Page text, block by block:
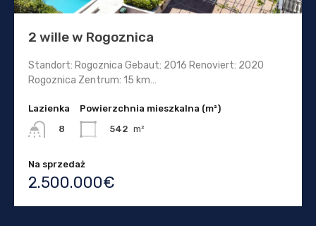
2 wille w Rogoznica
Standort: Rogoznica Gebaut: 2016 Renoviert: 2020
Rogoznica Zentrum: 15 km…
Lazienka
8
Powierzchnia mieszkalna (m²)
542 m²
Na sprzedaż
2.500.000€